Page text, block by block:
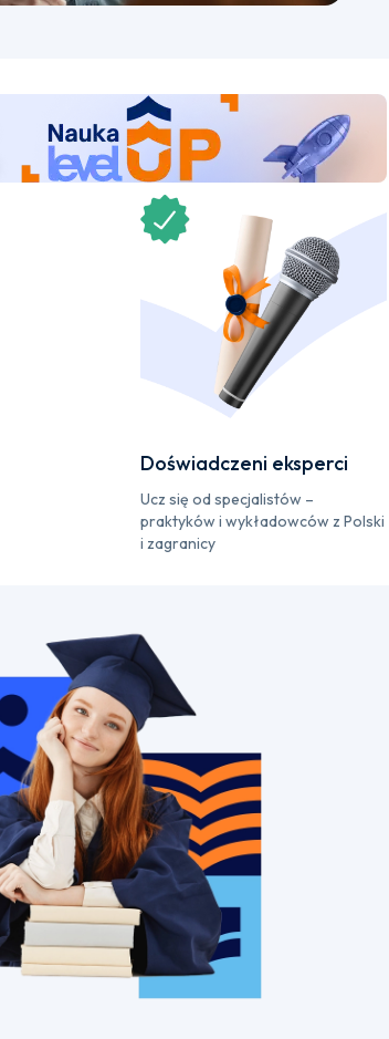
Doświadczeni eksperci
Ucz się od specjalistów –
praktyków i wykładowców z Polski
i zagranicy